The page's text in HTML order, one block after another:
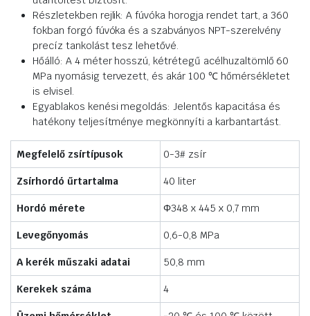
Részletekben rejlik: A fúvóka horogja rendet tart, a 360
fokban forgó fúvóka és a szabványos NPT-szerelvény
precíz tankolást tesz lehetővé.
Hőálló: A 4 méter hosszú, kétrétegű acélhuzaltömlő 60
MPa nyomásig tervezett, és akár 100 ℃ hőmérsékletet
is elvisel.
Egyablakos kenési megoldás: Jelentős kapacitása és
hatékony teljesítménye megkönnyíti a karbantartást.
Megfelelő zsírtípusok 0-3# zsír
Zsírhordó űrtartalma 40 liter
Hordó mérete Φ348 x 445 x 0,7 mm
Levegőnyomás 0,6-0,8 MPa
A kerék műszaki adatai 50,8 mm
Kerekek száma 4